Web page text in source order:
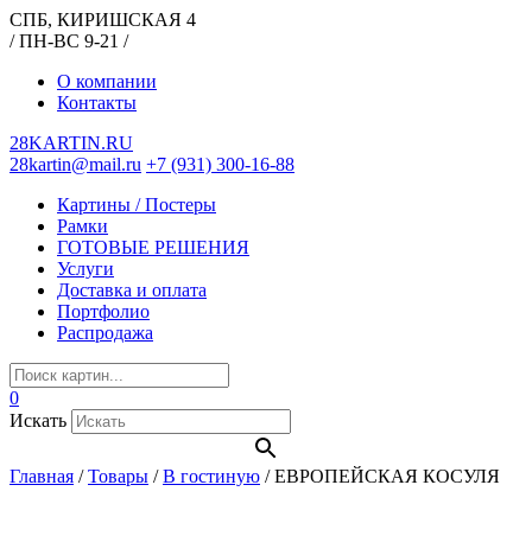
СПБ, КИРИШСКАЯ 4
/ ПН-ВС 9-21 /
О компании
Контакты
28KARTIN.RU
28kartin@mail.ru +7 (931) 300-16-88
Картины / Постеры
Рамки
ГОТОВЫЕ РЕШЕНИЯ
Услуги
Доставка и оплата
Портфолио
Распродажа
0
Искать
Главная /Товары /В гостиную /ЕВРОПЕЙСКАЯ КОСУЛЯ